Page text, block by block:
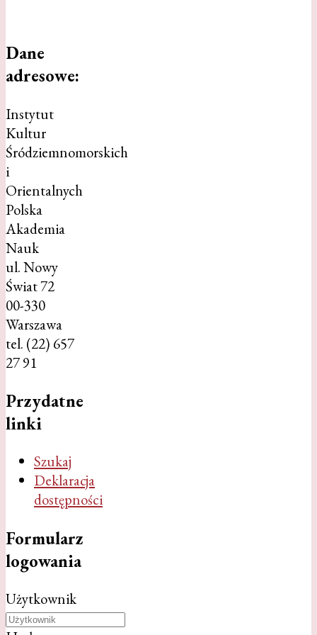
Dane
adresowe:
Instytut
Kultur
Śródziemnomorskich
i
Orientalnych
Polska
Akademia
Nauk
ul. Nowy
Świat 72
00-330
Warszawa
tel. (22) 657
27 91
Przydatne
linki
Szukaj
Deklaracja
dostępności
Formularz
logowania
Użytkownik